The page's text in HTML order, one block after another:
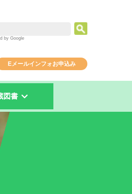
by Google
Eメールインフォお申込み
図書